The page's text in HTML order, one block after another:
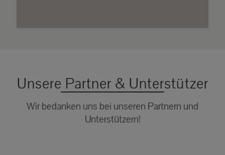
Unsere Partner & Unterstützer
Wir bedanken uns bei unseren Partnern und
Unterstützern!